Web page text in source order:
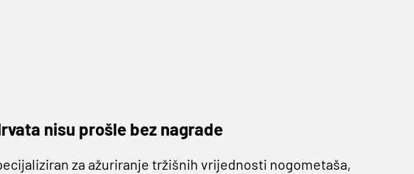
nisu prošle bez nagrade
za ažuriranje tržišnih vrijednosti nogometaša,